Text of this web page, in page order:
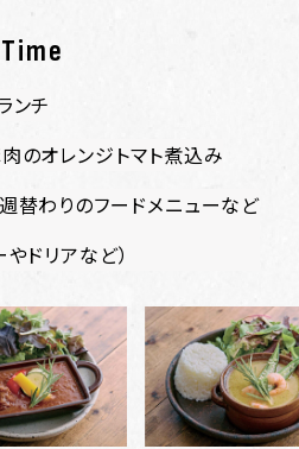
ンチ
のオレンジトマト煮込み
替わりのフードメニューなど
やドリアなど）